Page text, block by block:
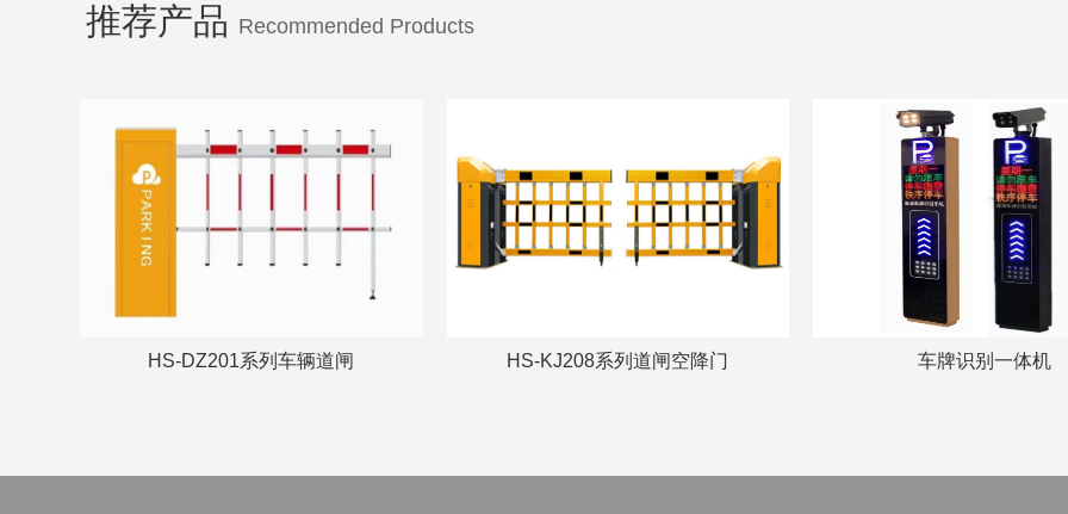
推荐产品 Recommended Products
HS-DZ201系列车辆道闸 HS-KJ208系列道闸空降门 车牌识别一体机